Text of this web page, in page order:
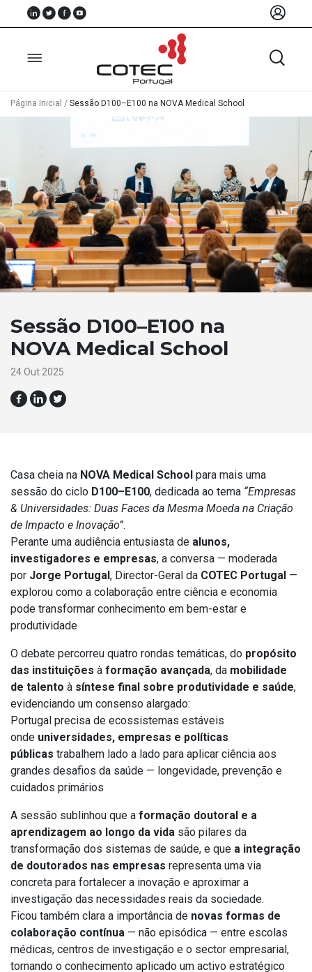
Associados
Recursos
Notícias
Eventos
Página Inicial / Sessão D100–E100 na NOVA Medical School
Sessão D100–E100 na
NOVA Medical School
24 Out 2025
Casa cheia na NOVA Medical School para mais uma
sessão do ciclo D100–E100, dedicada ao tema “Empresas
& Universidades: Duas Faces da Mesma Moeda na Criação
de Impacto e Inovação”.
Perante uma audiência entusiasta de alunos,
investigadores e empresas, a conversa — moderada
por Jorge Portugal , Director-Geral da COTEC Portugal —
explorou como a colaboração entre ciência e economia
pode transformar conhecimento em bem-estar e
produtividade
O debate percorreu quatro rondas temáticas, do propósito
das instituições à formação avançada, da mobilidade
de talento à síntese final sobre produtividade e saúde,
evidenciando um consenso alargado:
Portugal precisa de ecossistemas estáveis
onde universidades, empresas e políticas
públicas trabalhem lado a lado para aplicar ciência aos
grandes desafios da saúde — longevidade, prevenção e
cuidados primários
A sessão sublinhou que a formação doutoral e a
aprendizagem ao longo da vida são pilares da
transformação dos sistemas de saúde, e que a integração
de doutorados nas empresas representa uma via
concreta para fortalecer a inovação e aproximar a
investigação das necessidades reais da sociedade.
Ficou também clara a importância de novas formas de
colaboração contínua — não episódica — entre escolas
médicas, centros de investigação e o sector empresarial,
tornando o conhecimento aplicado um activo estratégico